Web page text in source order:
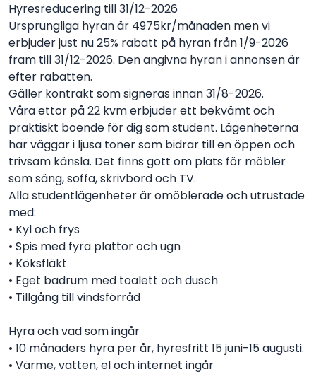
Hyresreducering till 31/12-2026
Ursprungliga hyran är 4975kr/månaden men vi
erbjuder just nu 25% rabatt på hyran från 1/9-2026
fram till 31/12-2026. Den angivna hyran i annonsen är
efter rabatten.
Gäller kontrakt som signeras innan 31/8-2026.
Våra ettor på 22 kvm erbjuder ett bekvämt och
praktiskt boende för dig som student. Lägenheterna
har väggar i ljusa toner som bidrar till en öppen och
trivsam känsla. Det finns gott om plats för möbler
som säng, soffa, skrivbord och TV.
Alla studentlägenheter är omöblerade och utrustade
med:
• Kyl och frys
• Spis med fyra plattor och ugn
• Köksfläkt
• Eget badrum med toalett och dusch
• Tillgång till vindsförråd
Hyra och vad som ingår
• 10 månaders hyra per år, hyresfritt 15 juni-15 augusti.
• Värme, vatten, el och internet ingår